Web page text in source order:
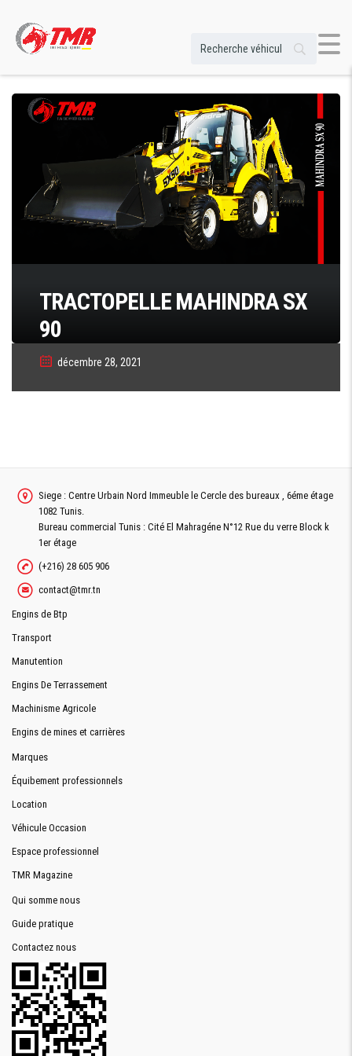
TRACTOPELLE MAHINDRA SX
90
décembre 28, 2021
Siege : Centre Urbain Nord Immeuble le Cercle des bureaux , 6éme étage
1082 Tunis.
Bureau commercial Tunis : Cité El Mahragéne N°12 Rue du verre Block k
1er étage
(+216) 28 605 906
contact@tmr.tn
Engins de Btp
Transport
Manutention
Engins De Terrassement
Machinisme Agricole
Engins de mines et carrières
Marques
Équibement professionnels
Location
Véhicule Occasion
Espace professionnel
TMR Magazine
Qui somme nous
Guide pratique
Contactez nous